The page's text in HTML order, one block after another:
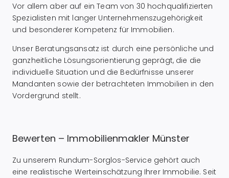
Vor allem aber auf ein Team von 30 hochqualifizierten
Spezialisten mit langer Unternehmenszugehörigkeit
und besonderer Kompetenz für Immobilien.
Unser Beratungsansatz ist durch eine persönliche und
ganzheitliche Lösungsorientierung geprägt, die die
individuelle Situation und die Bedürfnisse unserer
Mandanten sowie der betrachteten Immobilien in den
Vordergrund stellt.
Bewerten – Immobilienmakler Münster
Zu unserem Rundum-Sorglos-Service gehört auch
eine realistische Werteinschätzung Ihrer Immobilie. Seit